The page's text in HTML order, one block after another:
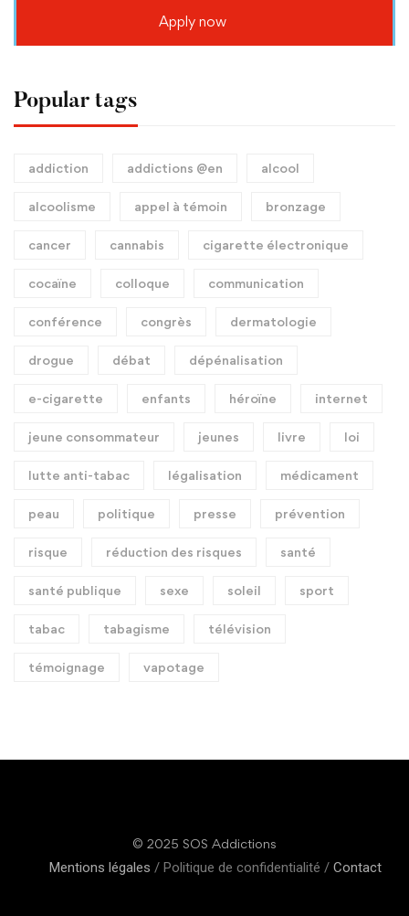
Apply now
Popular tags
addiction addictions @en alcool
alcoolisme appel à témoin bronzage
cancer cannabis cigarette électronique
cocaïne colloque communication
conférence congrès dermatologie
drogue débat dépénalisation
e-cigarette enfants héroïne internet
jeune consommateur jeunes livre loi
lutte anti-tabac légalisation médicament
peau politique presse prévention
risque réduction des risques santé
santé publique sexe soleil sport
tabac tabagisme télévision
témoignage vapotage
© 2025 SOS Addictions
Mentions légales / Politique de confidentialité / Contact